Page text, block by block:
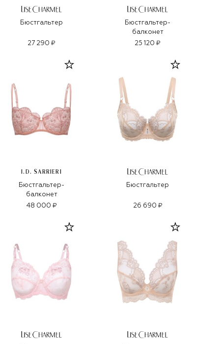
Бюстгальтер
27 290 ₽
Бюстгальтер-
балконет
25 120 ₽
I.D. SARRIERI
Бюстгальтер-
балконет
48 000 ₽
Бюстгальтер
26 690 ₽